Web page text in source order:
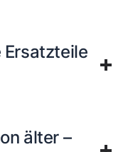
älter –